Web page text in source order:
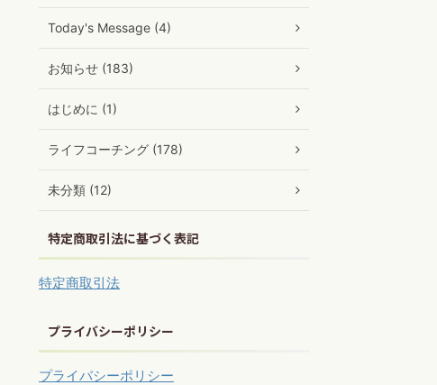
Today's Message (4)
お知らせ (183)
はじめに (1)
ライフコーチング (178)
未分類 (12)
特定商取引法に基づく表記
特定商取引法
プライバシーポリシー
プライバシーポリシー